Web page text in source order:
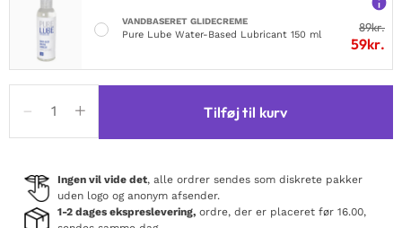
VANDBASERET GLIDECREME
Pure Lube Water-Based Lubricant 150 ml
89kr.
59kr.
Sense
Me
yes!
40ml
antal
Tilføj til kurv
Ingen vil vide det, alle ordrer sendes som diskrete pakker
uden logo og anonym afsender.
1-2 dages ekspreslevering, ordre, der er placeret før 16.00,